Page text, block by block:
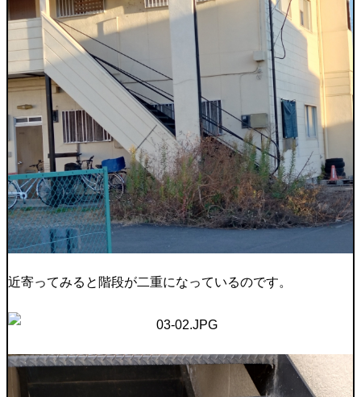
近寄ってみると階段が二重になっているのです。